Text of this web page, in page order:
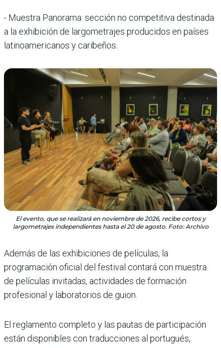
- Muestra Panorama: sección no competitiva destinada
a la exhibición de largometrajes producidos en países
latinoamericanos y caribeños.
El evento, que se realizará en noviembre de 2026, recibe cortos y
largometrajes independientes hasta el 20 de agosto. Foto: Archivo
Además de las exhibiciones de películas, la
programación oficial del festival contará con muestra
de películas invitadas, actividades de formación
profesional y laboratorios de guion.
El reglamento completo y las pautas de participación
están disponibles con traducciones al portugués,